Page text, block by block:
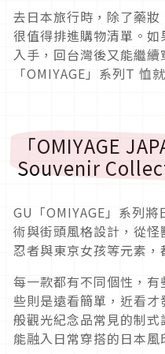
去日本旅行時，除了藥
很值得排進購物清單。
入手，回台灣後又能繼
「OMIYAGE」系列T 恤
「OMIYAGE
Souvenir
GU「OMIYAGE」系列
術與街頭風格設計，從怪
忍者與東京女孩等元素，
每一款都有不同個性，
些則是遠看簡單，近看
般觀光紀念品常見的制
能融入日常穿搭的日本風